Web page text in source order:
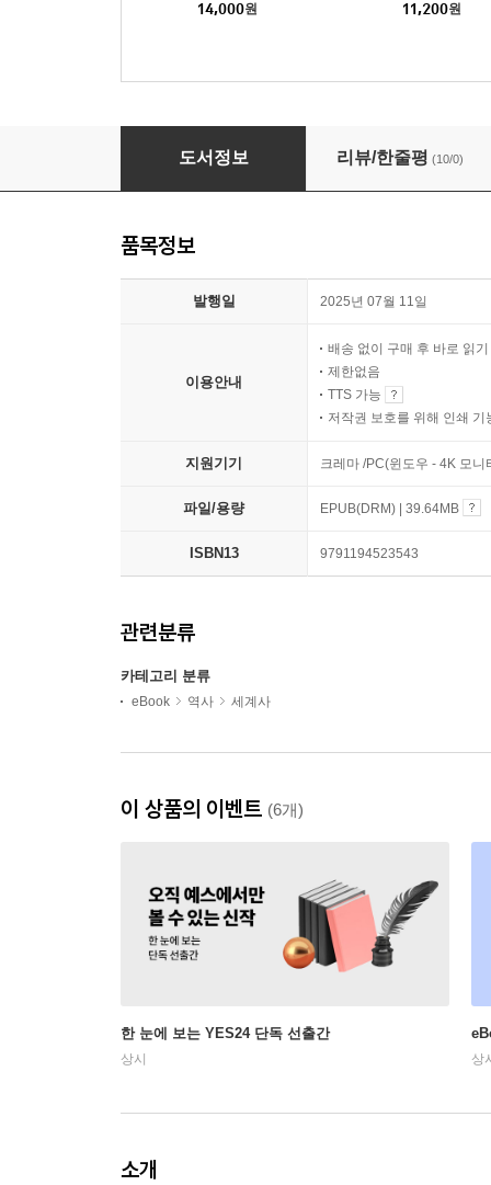
14,000원 11,200원
이스라엘 팔레스타인 분쟁의 아주 짧은 역사
도서정보 리뷰/한줄평 (10/0)
품목정보
발행일 2025년 07월 11일
이용안내
배송 없이 구매 후 바로 읽기
제한없음
TTS 가능
저작권 보호를 위해 인쇄 기
지원기기 크레마 /PC(윈도우 - 4K 모
파일/용량 EPUB(DRM) | 39.64MB
ISBN13 9791194523543
관련분류
카테고리 분류
eBook 역사 세계사
이 상품의 이벤트 (6개)
한 눈에 보는 YES24 단독 선출간
상시 상
소개